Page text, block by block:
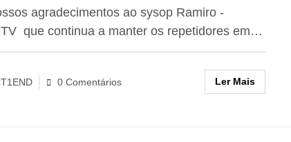
agradecimentos ao sysop Ramiro -
que continua a manter os repetidores em…
0 Comentários Ler Mais